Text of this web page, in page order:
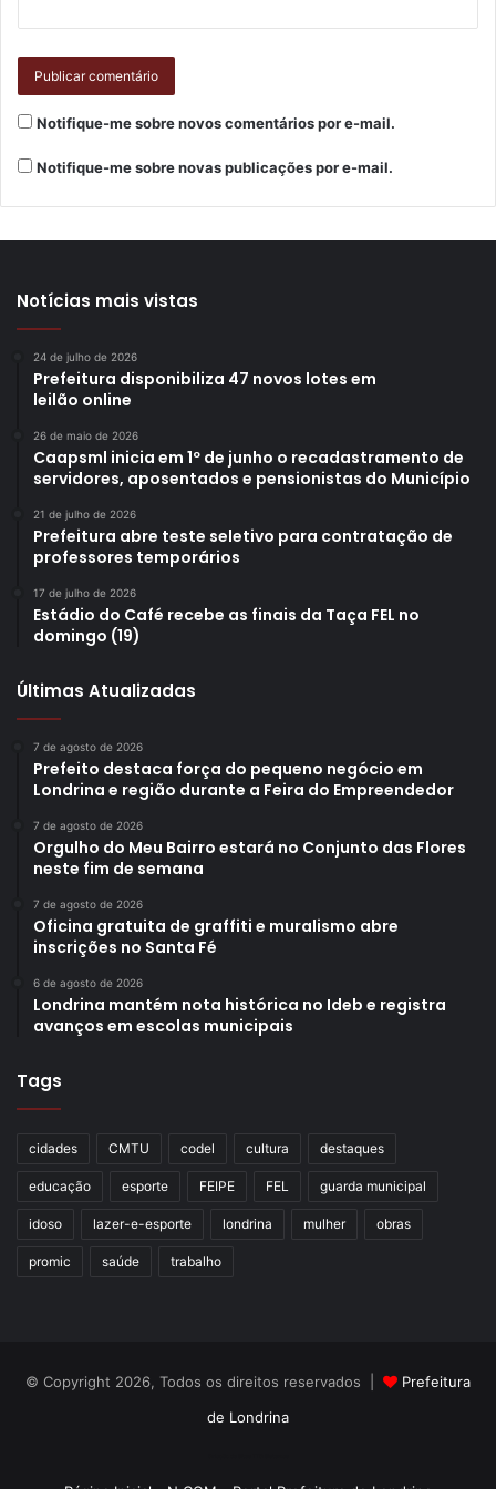
Etiquetas 4 edição
londrina
motovelocidade prova
Notifique-me sobre novos comentários por e-mail.
Notifique-me sobre novas publicações por e-mail.
Notícias mais vistas
24 de julho de 2026
Prefeitura disponibiliza 47 novos lotes em
leilão online
26 de maio de 2026
Caapsml inicia em 1º de junho o recadastramento de
servidores, aposentados e pensionistas do Município
21 de julho de 2026
Prefeitura abre teste seletivo para contratação de
professores temporários
17 de julho de 2026
Estádio do Café recebe as finais da Taça FEL no
domingo (19)
Últimas Atualizadas
7 de agosto de 2026
Prefeito destaca força do pequeno negócio em
Londrina e região durante a Feira do Empreendedor
7 de agosto de 2026
Orgulho do Meu Bairro estará no Conjunto das Flores
neste fim de semana
7 de agosto de 2026
Oficina gratuita de graffiti e muralismo abre
inscrições no Santa Fé
6 de agosto de 2026
Londrina mantém nota histórica no Ideb e registra
avanços em escolas municipais
Tags
cidades CMTU codel cultura destaques
educação esporte FEIPE FEL guarda municipal
idoso lazer-e-esporte londrina mulher obras
promic saúde trabalho
© Copyright 2026, Todos os direitos reservados |
Prefeitura
de Londrina